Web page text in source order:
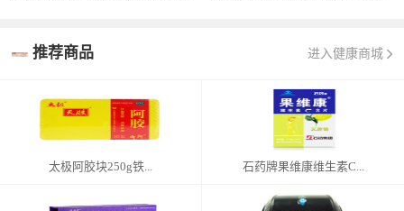
推荐商品 进入健康商城
太极阿胶块250g铁... 石药牌果维康维生素C...